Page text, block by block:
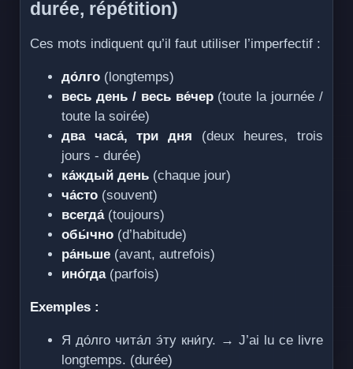
durée, répétition)
Ces mots indiquent qu’il faut utiliser l’imperfectif :
до́лго (longtemps)
весь день / весь ве́чер(toute la journée /
toute la soirée)
два часа́, три дня (deux heures, trois
jours - durée)
ка́ждый день (chaque jour)
ча́сто (souvent)
всегда́(toujours)
обы́чно (d’habitude)
ра́ньше (avant, autrefois)
ино́гда(parfois)
Exemples :
Я до́лго чита́л э́ту кни́гу. → J’ai lu ce livre
longtemps. (durée)